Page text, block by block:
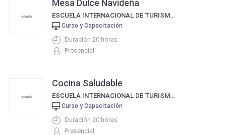
Mesa Dulce Navideña
ESCUELA INTERNACIONAL DE TURISMO, HOTELERIA Y GASTRONOMÍA DE MENDOZA - FUNDACIÓN ISLAS MALVINAS DE SAN RAFAEL
Curso y Capacitación
Duración 20 horas
Presencial
Cocina Saludable
ESCUELA INTERNACIONAL DE TURISMO, HOTELERIA Y GASTRONOMÍA DE MENDOZA - FUNDACIÓN ISLAS MALVINAS DE SAN RAFAEL
Curso y Capacitación
Duración 20 horas
Presencial